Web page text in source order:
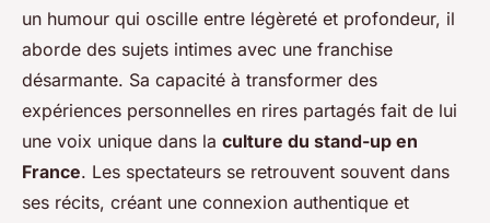
un humour qui oscille entre légèreté et profondeur, il
aborde des sujets intimes avec une franchise
désarmante. Sa capacité à transformer des
expériences personnelles en rires partagés fait de lui
une voix unique dans la culture du stand-up en
France. Les spectateurs se retrouvent souvent dans
ses récits, créant une connexion authentique et